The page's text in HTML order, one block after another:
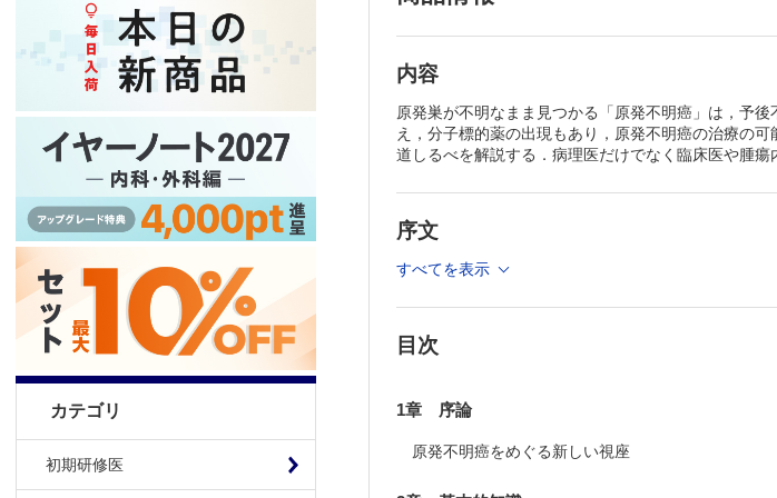
カテゴリ
初期研修医
ため，原発巣の同定
内容
原発巣が不明なまま見つかる「原発不明癌」は，予
え，分子標的薬の出現もあり，原発不明癌の治療の
道しるべを解説する．病理医だけでなく臨床医や腫瘍
序文
すべてを表示
目次
1章 序論
原発不明癌をめぐる新しい視座